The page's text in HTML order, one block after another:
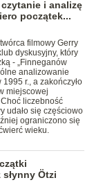
i analizę
początek...
filmowy Gerry
dyskusyjny, który
- „Finneganów
analizowanie
r., a zakończyło
miejscowej
liczebność
udało się częściowo
ograniczono się
wieku.
Ötzi